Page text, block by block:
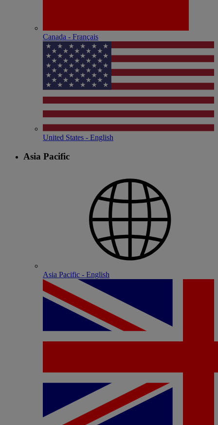
Canada - Français
United States - English
Asia Pacific
Asia Pacific - English